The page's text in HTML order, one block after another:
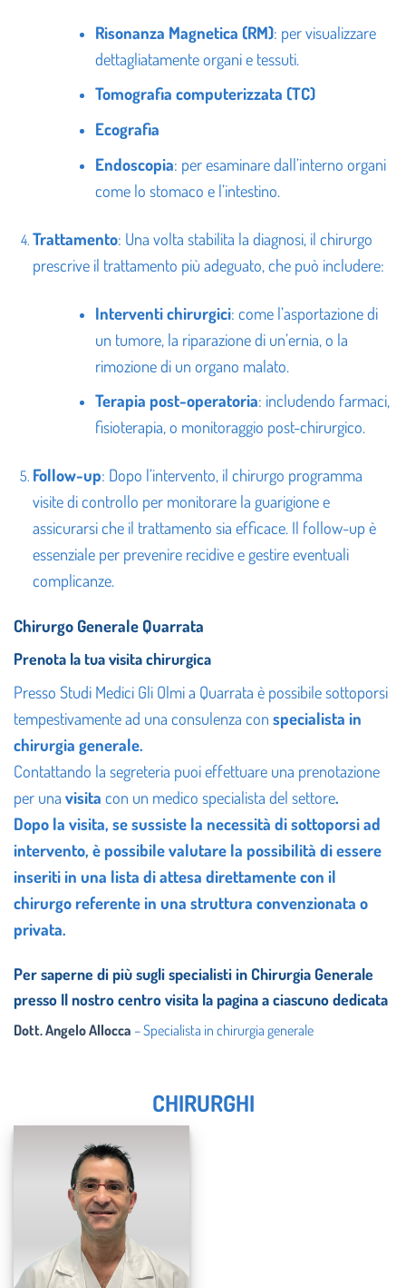
Risonanza Magnetica (RM): per visualizzare
dettagliatamente organi e tessuti.
Tomografia computerizzata (TC)
Ecografia
Endoscopia: per esaminare dall’interno organi
come lo stomaco e l’intestino.
Trattamento: Una volta stabilita la diagnosi, il chirurgo
prescrive il trattamento più adeguato, che può includere:
Interventi chirurgici: come l’asportazione di
un tumore, la riparazione di un’ernia, o la
rimozione di un organo malato.
Terapia post-operatoria: includendo farmaci,
fisioterapia, o monitoraggio post-chirurgico.
Follow-up: Dopo l’intervento, il chirurgo programma
visite di controllo per monitorare la guarigione e
assicurarsi che il trattamento sia efficace. Il follow-up è
essenziale per prevenire recidive e gestire eventuali
complicanze.
Chirurgo Generale Quarrata
Prenota la tua visita chirurgica
Presso Studi Medici Gli Olmi a Quarrata è possibile sottoporsi
tempestivamente ad una consulenza con specialista in
chirurgia generale.
Contattando la segreteria puoi effettuare una prenotazione
per una visita con un medico specialista del settore.
Dopo la visita, se sussiste la necessità di sottoporsi ad
intervento, è possibile valutare la possibilità di essere
inseriti in una lista di attesa direttamente con il
chirurgo referente in una struttura convenzionata o
privata.
Per saperne di più sugli specialisti in Chirurgia Generale
presso Il nostro centro visita la pagina a ciascuno dedicata
Dott. Angelo Allocca – Specialista in chirurgia generale
CHIRURGHI